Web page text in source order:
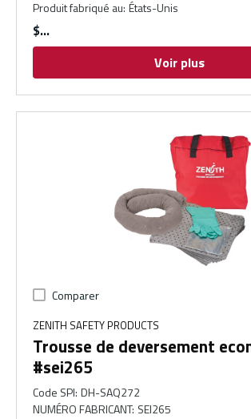
Produit fabriqué au: États-Unis
$
Voir plus
Comparer
ZENITH SAFETY PRODUCTS
Trousse de deversement
#sei265
Code SPI: DH-SAQ272
NUMÉRO FABRICANT: SEI265